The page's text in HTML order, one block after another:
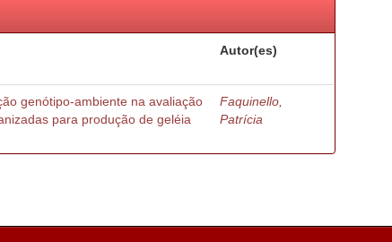
Autor(es)
genótipo-ambiente na avaliação
para produção de geléia
Faquinello,
Patrícia